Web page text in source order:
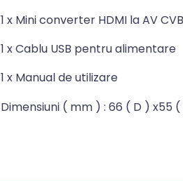
1 x Mini converter HDMI la AV
1 x Cablu USB pentru alimentare
1 x Manual de utilizare
Dimensiuni ( mm ) : 66 ( D ) x55